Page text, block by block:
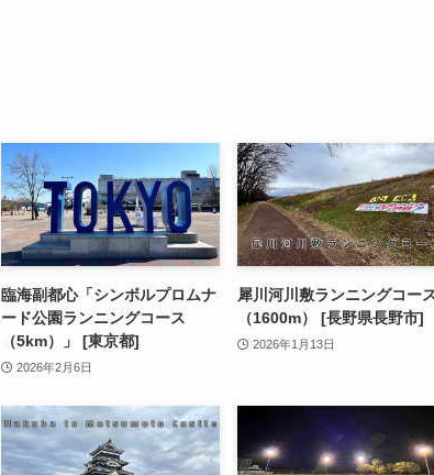
臨海副都心「シンボルプロムナ
ード公園ランニングコース
（5km）」 [東京都]
2026年2月6日
犀川河川敷ランニングコー
（1600m） [長野県長野市]
2026年1月13日